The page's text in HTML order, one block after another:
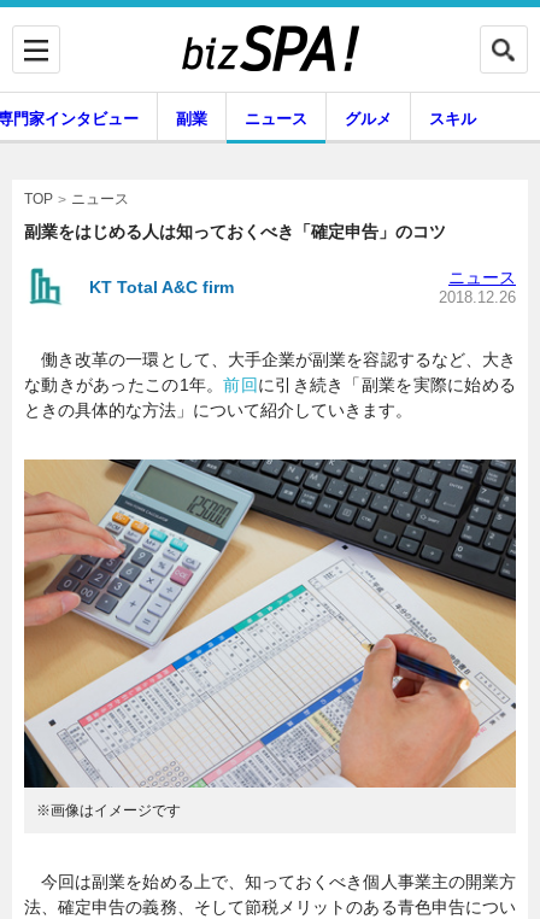
企業インタビュー 専門家インタビュー
副業 ニュース
グルメ スキル
暮らし エンタメ
連載一覧
門家インタビュー 副業 ニュース グルメ スキル
TOP ニュース
副業をはじめる人は知っておくべき「確定申告」のコツ
KT Total A&C firm ニュース
2018.12.26
働き改革の一環として、大手企業が副業を容認するなど、大き
な動きがあったこの1年。前回に引き続き「副業を実際に始める
ときの具体的な方法」について紹介していきます。
※画像はイメージです
今回は副業を始める上で、知っておくべき個人事業主の開業方
法、確定申告の義務、そして節税メリットのある青色申告につい